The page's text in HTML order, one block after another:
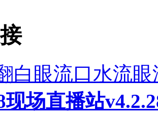
白眼流口水流
现场直播站